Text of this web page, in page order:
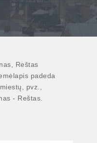
Reštas
padeda
pvz.,
- Reštas.